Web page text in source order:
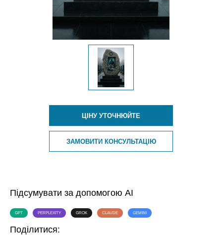
ЦІНУ УТОЧНЮЙТЕ
ЗАМОВИТИ КОНСУЛЬТАЦІЮ
Підсумувати за допомогою AI
GPT PERPLEXITY GROK CLAUDE GEMINI
Поділитися: